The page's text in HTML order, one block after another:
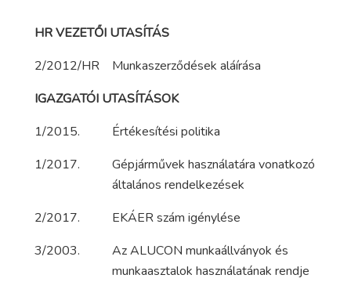
HR VEZETŐI UTASÍTÁS
2/2012/HR
Munkaszerződések aláírása
IGAZGATÓI UTASÍTÁSOK
1/2015.
Értékesítési politika
1/2017.
Gépjárművek használatára vonatkozó
általános rendelkezések
2/2017.
EKÁER szám igénylése
3/2003.
Az ALUCON munkaállványok és
munkaasztalok használatának rendje